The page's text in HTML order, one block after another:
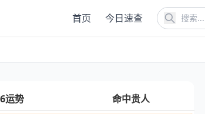
首页 今日速查
运势 命中贵人